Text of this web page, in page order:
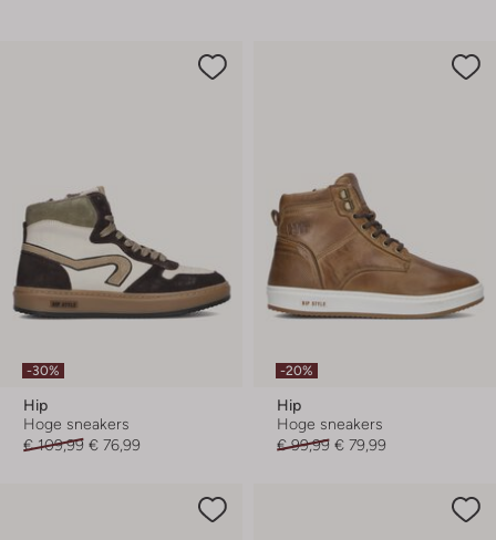
-30%
Hip
Hoge sneakers
€ 109,99 € 76,99
-20%
Hip
Hoge sneakers
€ 99,99 € 79,99